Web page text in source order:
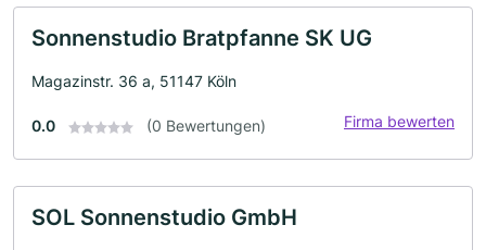
Sonnenstudio Bratpfanne SK UG
Magazinstr. 36 a, 51147 Köln
0.0 (0 Bewertungen) Firma bewerten
SOL Sonnenstudio GmbH